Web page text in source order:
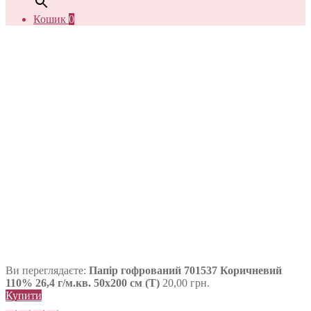
Кошик 0
Ви переглядаєте: Папір гофрований 701537 Коричневий
110% 26,4 г/м.кв. 50х200 см (Т) 20,00 грн.
Купити